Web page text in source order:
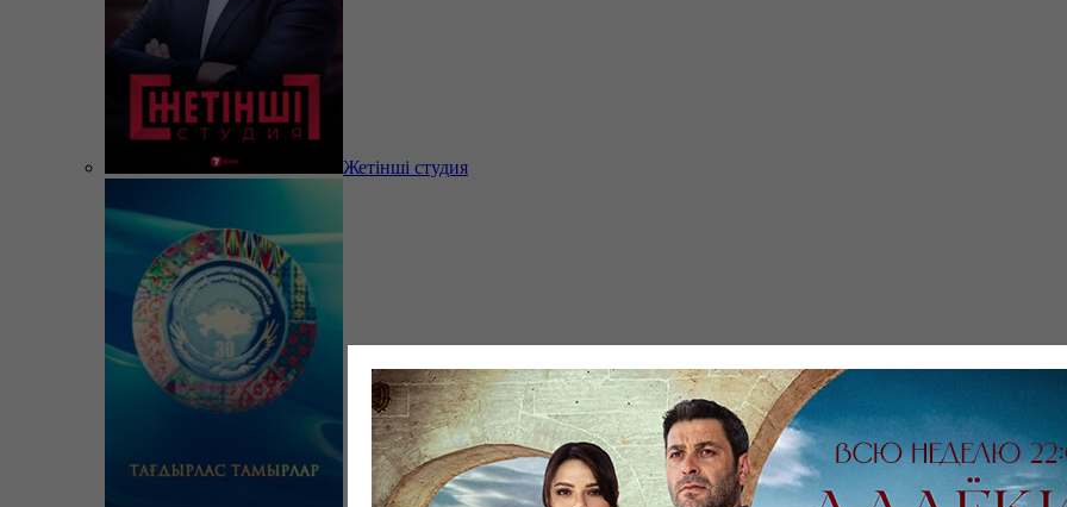
Жетінші студия